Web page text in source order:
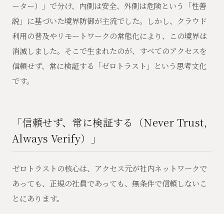
ーター）」で分け、内側は安全、外側は危険という「性善
説」に基づいた境界防御が主流でした。しかし、クラウド
利用の普及やリモートワークの常態化により、この境界は
消滅しました。そこで生まれたのが、すべてのアクセスを
信頼せず、常に検証する「ゼロトラスト」という思考文化
です。
「信頼せず、常に検証する（Never Trust,
Always Verify）」
ゼロトラストの核心は、アクセス元が社内ネットワークで
あっても、正規の社員であっても、無条件で信頼しないこ
とにあります。